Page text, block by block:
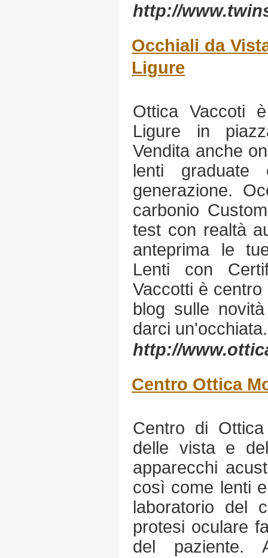
http://
Occhiali da
Ligure
Ottica Vaccoti
Ligure in
Vendita anche
lenti
generazione.
carbonio
test con realtà
anteprima le
Lenti con
Vaccotti è
blog sulle
darci un'occhiata.
http://
Centro Ottica
Centro di
delle vista e
apparecchi
così come lenti
laboratorio del
protesi oculare
del paziente.